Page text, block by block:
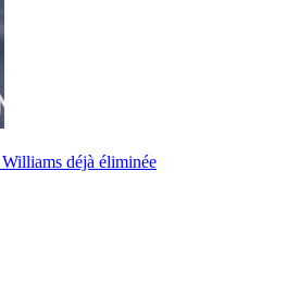
déjà éliminée